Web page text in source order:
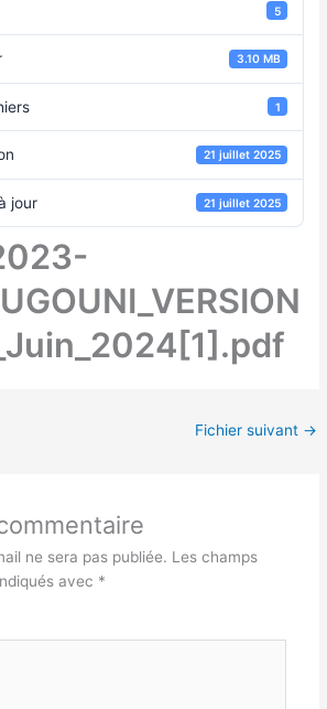
5
3.10 MB
1
21 juillet 2025
jour 21 juillet 2025
Fichier suivant →
ne sera pas publiée. Les champs
avec *